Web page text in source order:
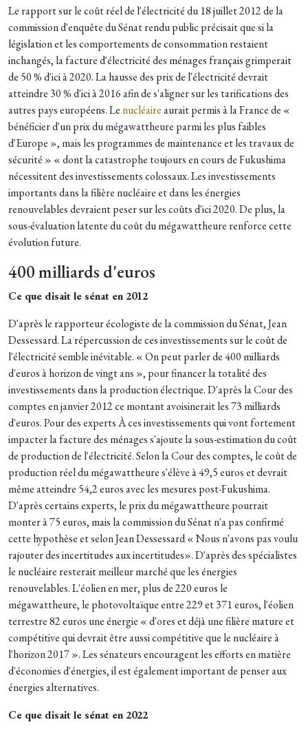
Le rapport sur le coût réel de l'électricité du 18 juillet 2012 de la
commission d'enquête du Sénat rendu public précisait que si la
législation et les comportements de consommation restaient
inchangés, la facture d'électricité des ménages français grimperait
de 50 % d'ici à 2020. La hausse des prix de l'électricité devrait
atteindre 30 % d'ici à 2016 afin de s'aligner sur les tarifications des
autres pays européens. Lenucléaireaurait permis à la France de «
bénéficier d'un prix du mégawattheure parmi les plus faibles
d'Europe », mais les programmes de maintenance et les travaux de
sécurité » « dont la catastrophe toujours en cours de Fukushima
nécessitent des investissements colossaux. Les investissements
importants dans la filière nucléaire et dans les énergies
renouvelables devraient peser sur les coûts d'ici 2020. De plus, la
sous-évaluation latente du coût du mégawattheure renforce cette
évolution future.
400 milliards d'euros
Ce que disait le sénat en 2012
D'après le rapporteur écologiste de la commission du Sénat, Jean
Dessessard. La répercussion de ces investissements sur le coût de
l'électricité semble inévitable. « On peut parler de 400 milliards
d'euros à horizon de vingt ans », pour financer la totalité des
investissements dans la production électrique. D'après la Cour des
comptes en janvier 2012 ce montant avoisinerait les 73 milliards
d'euros. Pour des experts À ces investissements qui vont fortement
impacter la facture des ménages s'ajoute la sous-estimation du coût
de production de l'électricité. Selon la Cour des comptes, le coût de
production réel du mégawattheure s'élève à 49,5 euros et devrait
même atteindre 54,2 euros avec les mesures post-Fukushima.
D'après certains experts, le prix du mégawattheure pourrait
monter à 75 euros, mais la commission du Sénat n'a pas confirmé
cette hypothèse et selon Jean Dessessard « Nous n'avons pas voulu
rajouter des incertitudes aux incertitudes». D'après des spécialistes
le nucléaire resterait meilleur marché que les énergies
renouvelables. L'éolien en mer, plus de 220 euros le
mégawattheure, le photovoltaïque entre 229 et 371 euros, l'éolien
terrestre 82 euros une énergie « d'ores et déjà une filière mature et
compétitive qui devrait être aussi compétitive que le nucléaire à
l'horizon 2017 ». Les sénateurs encouragent les efforts en matière
d'économies d'énergies, il est également important de penser aux
énergies alternatives.
Ce que disait le sénat en 2022